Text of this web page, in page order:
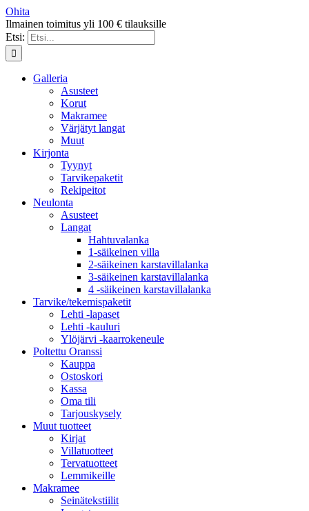
Ohita
Ilmainen toimitus yli 100 € tilauksille
Etsi:
Galleria
Asusteet
Korut
Makramee
Värjätyt langat
Muut
Kirjonta
Tyynyt
Tarvikepaketit
Rekipeitot
Neulonta
Asusteet
Langat
Hahtuvalanka
1-säikeinen villa
2-säikeinen karstavillalanka
3-säikeinen karstavillalanka
4 -säikeinen karstavillalanka
Tarvike/tekemispaketit
Lehti -lapaset
Lehti -kauluri
Ylöjärvi -kaarrokeneule
Poltettu Oranssi
Kauppa
Ostoskori
Kassa
Oma tili
Tarjouskysely
Muut tuotteet
Kirjat
Villatuotteet
Tervatuotteet
Lemmikeille
Makramee
Seinätekstiilit